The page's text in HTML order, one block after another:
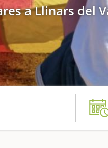
a Llinars del